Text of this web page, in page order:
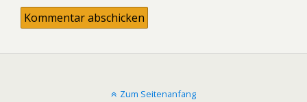
Zum Seitenanfang